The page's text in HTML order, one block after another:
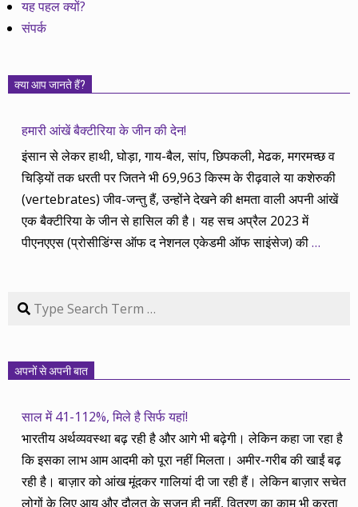
यह पहल क्यों?
संपर्क
क्या आप जानते हैं?
हमारी आंखें बैक्टीरिया के जीन की देन!
इंसान से लेकर हाथी, घोड़ा, गाय-बैल, सांप, छिपकली, मेढक, मगरमच्छ व
चिड़ियों तक धरती पर जितने भी 69,963 किस्म के रीढ़वाले या कशेरुकी
(vertebrates) जीव-जन्तु हैं, उन्होंने देखने की क्षमता वाली अपनी आंखें
एक बैक्टीरिया के जीन से हासिल की है। यह सच अप्रैल 2023 में
पीएनएएस (प्रोसीडिंग्स ऑफ द नेशनल एकेडमी ऑफ साइंसेज) की…
Search
अपनों से अपनी बात
साल में 41-112%, मिले है सिर्फ यहां!
भारतीय अर्थव्यवस्था बढ़ रही है और आगे भी बढ़ेगी। लेकिन कहा जा रहा है
कि इसका लाभ आम आदमी को पूरा नहीं मिलता। अमीर-गरीब की खाईं बढ़
रही है। बाज़ार को आंख मूंदकर गालियां दी जा रही हैं। लेकिन बाज़ार सचेत
लोगों के लिए आय और दौलत के सृजन ही नहीं, वितरण का काम भी करता